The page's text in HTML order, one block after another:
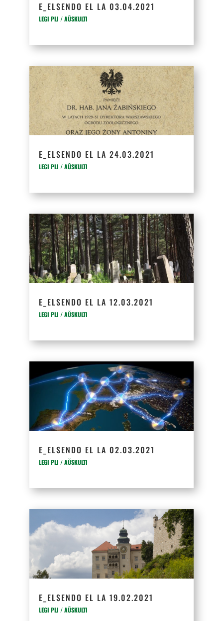
E_ELSENDO EL LA 03.04.2021
LEGI PLI / AŬSKULTI
E_ELSENDO EL LA 24.03.2021
LEGI PLI / AŬSKULTI
E_ELSENDO EL LA 12.03.2021
LEGI PLI / AŬSKULTI
E_ELSENDO EL LA 02.03.2021
LEGI PLI / AŬSKULTI
E_ELSENDO EL LA 19.02.2021
LEGI PLI / AŬSKULTI